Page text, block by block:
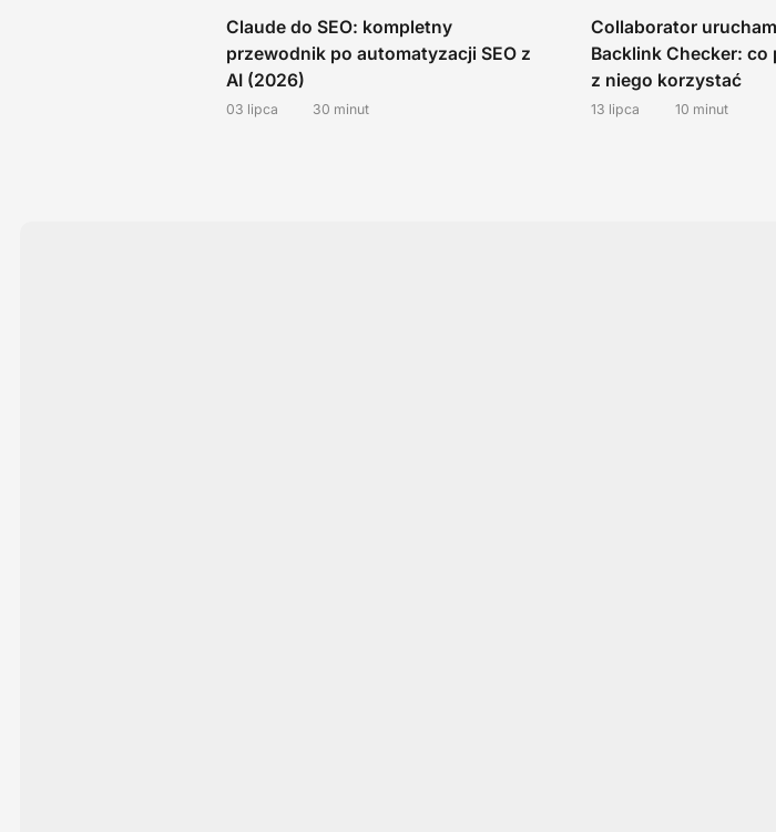
Claude do SEO: kompletny
przewodnik po automatyzacji SEO z
AI (2026)
03 lipca 30 minut
Collaborator
Backlink Checker: co
z niego korzystać
13 lipca 10 minut